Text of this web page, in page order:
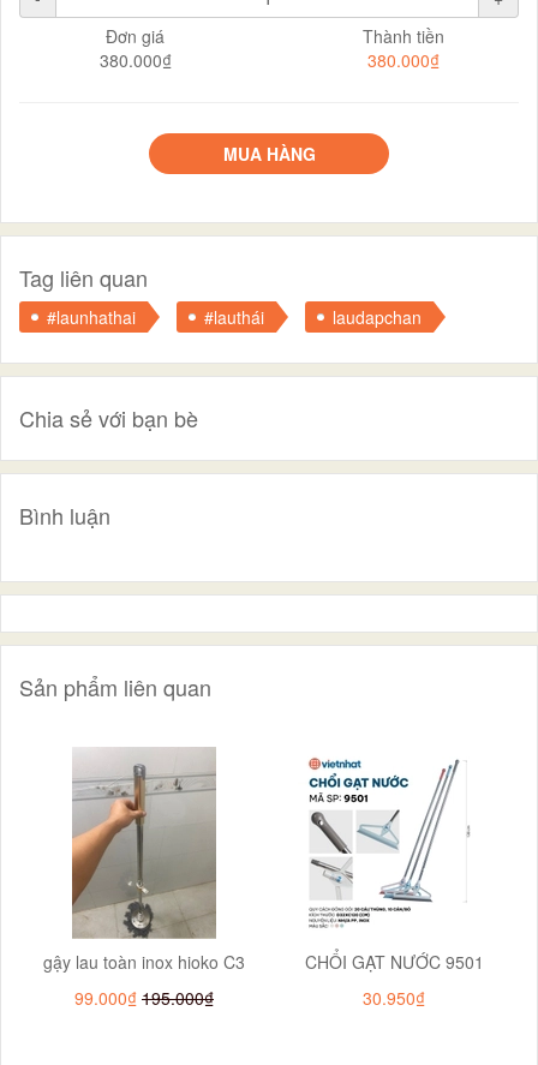
Đơn giá
380.000₫
Thành tiền
380.000₫
MUA HÀNG
Tag liên quan
#launhathai #lauthái laudapchan
Chia sẻ với bạn bè
Bình luận
Sản phẩm liên quan
gậy lau toàn inox hioko C3
99.000₫ 195.000₫
CHỔI GẠT NƯỚC 9501
30.950₫